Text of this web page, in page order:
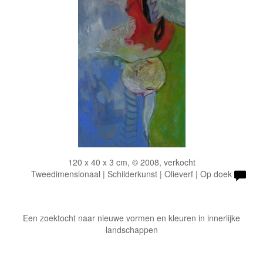
120 x 40 x 3 cm, © 2008, verkocht
Tweedimensionaal | Schilderkunst | Olieverf | Op doek
Een zoektocht naar nieuwe vormen en kleuren in innerlijke
landschappen